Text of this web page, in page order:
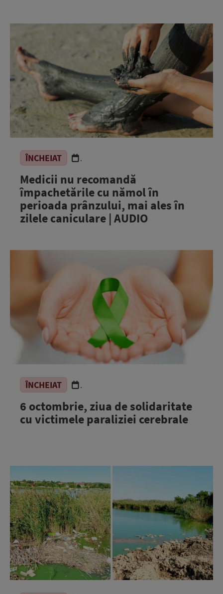
ÎNCHEIAT .
Medicii nu recomandă
împachetările cu nămol în
perioada prânzului, mai ales în
zilele caniculare | AUDIO
ÎNCHEIAT .
6 octombrie, ziua de solidaritate
cu victimele paraliziei cerebrale